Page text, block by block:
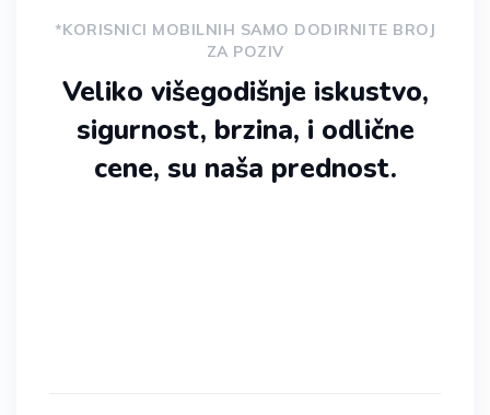
*KORISNICI MOBILNIH SAMO DODIRNITE BROJ
ZA POZIV
Veliko višegodišnje iskustvo,
sigurnost, brzina, i odlične
cene, su naša prednost.